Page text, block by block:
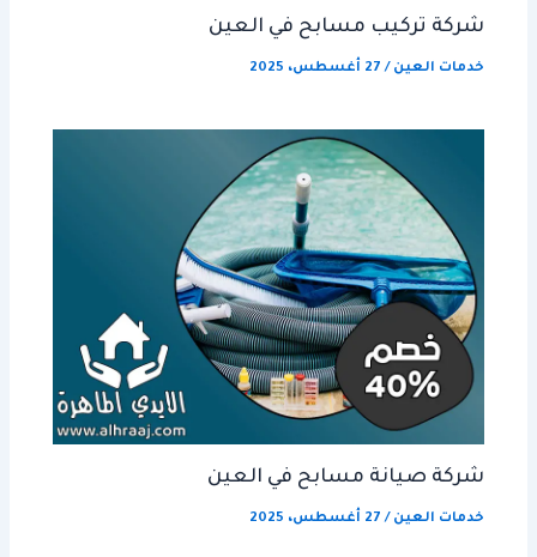
شركة تركيب مسابح في العين
خدمات العين / 27 أغسطس، 2025
شركة صيانة مسابح في العين
خدمات العين / 27 أغسطس، 2025